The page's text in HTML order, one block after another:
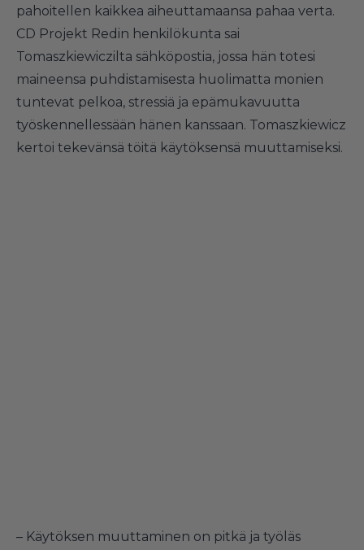
pahoitellen kaikkea aiheuttamaansa pahaa verta.
CD Projekt Redin henkilökunta sai
Tomaszkiewiczilta sähköpostia, jossa hän totesi
maineensa puhdistamisesta huolimatta monien
tuntevat pelkoa, stressiä ja epämukavuutta
työskennellessään hänen kanssaan. Tomaszkiewicz
kertoi tekevänsä töitä käytöksensä muuttamiseksi.
– Käytöksen muuttaminen on pitkä ja työläs